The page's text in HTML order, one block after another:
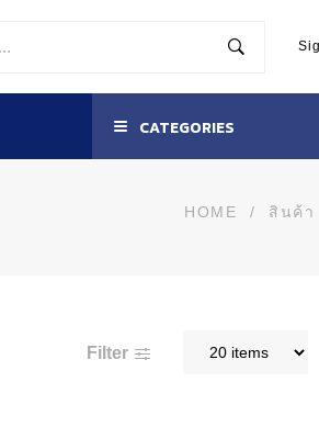
CATEGORIES
HOME / สินค้า
Filter